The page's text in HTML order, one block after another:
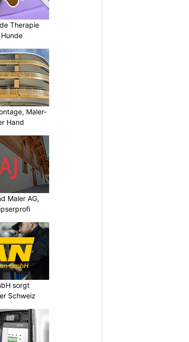
Therapie
Maler-
Hand
Maler AG,
sorgt
Schweiz